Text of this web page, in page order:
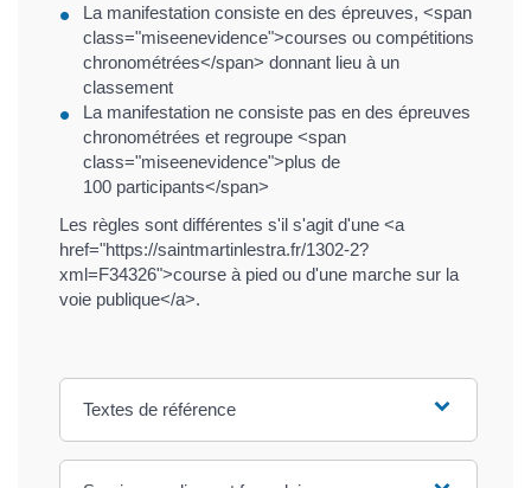
La manifestation consiste en des épreuves, <span
class="miseenevidence">courses ou compétitions
chronométrées</span> donnant lieu à un
classement
La manifestation ne consiste pas en des épreuves
chronométrées et regroupe <span
class="miseenevidence">plus de
100 participants</span>
Les règles sont différentes s'il s'agit d'une <a
href="https://saintmartinlestra.fr/1302-2?
xml=F34326">course à pied ou d'une marche sur la
voie publique</a>.
Textes de référence